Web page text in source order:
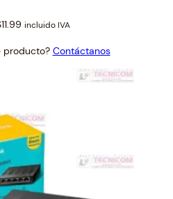
11.99 Current
is:
incluido IVA
producto? Contáctanos